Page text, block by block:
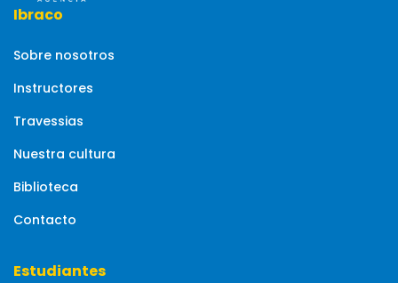
Ibraco
Sobre nosotros
Instructores
Travessias
Nuestra cultura
Biblioteca
Contacto
Estudiantes